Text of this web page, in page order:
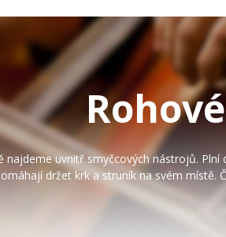
najdeme uvnitř smyčcových nástrojů.
držet krk a struník na svém místě.